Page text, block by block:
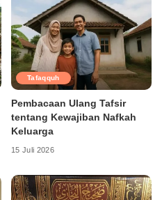
Tafaqquh
Pembacaan Ulang Tafsir
tentang Kewajiban Nafkah
Keluarga
15 Juli 2026